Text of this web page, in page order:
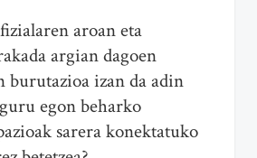
aroan eta
argian dagoen
burutazioa izan da adin
egon beharko
sarera konektatuko